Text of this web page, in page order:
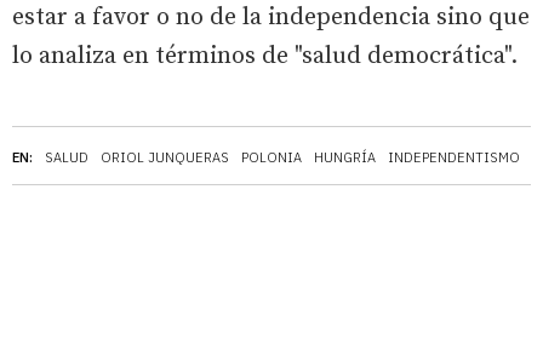
EN: SALUD ORIOL JUNQUERAS POLONIA HUNGRÍA INDEPENDENTISMO
estar a favor o no de la independencia sino que
lo analiza en términos de "salud democrática".